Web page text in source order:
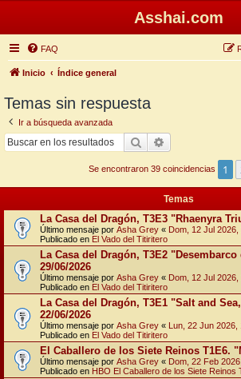
Asshai.com
FAQ
Inicio Índice general
Temas sin respuesta
Ir a búsqueda avanzada
Buscar
Se encontraron 39 coincidencias 1
Temas
La Casa del Dragón, T3E3 "Rhaenyra
Último mensaje por Asha Grey « Dom, 12 Jul 2026,
Publicado en El Vado del Titiritero
La Casa del Dragón, T3E2
29/06/2026
Último mensaje por Asha Grey « Dom, 12 Jul 2026,
Publicado en El Vado del Titiritero
La Casa del Dragón, T3E1 "Salt and
22/06/2026
Último mensaje por Asha Grey « Lun, 22 Jun 2026,
Publicado en El Vado del Titiritero
El Caballero de los Siete Reinos T1E6.
Último mensaje por Asha Grey « Dom, 22 Feb
Publicado en HBO El Caballero de los Siete Reinos